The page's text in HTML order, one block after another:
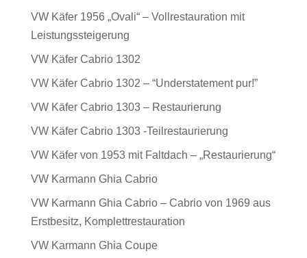
VW Käfer 1956 „Ovali“ – Vollrestauration mit
Leistungssteigerung
VW Käfer Cabrio 1302
VW Käfer Cabrio 1302 – “Understatement pur!”
VW Käfer Cabrio 1303 – Restaurierung
VW Käfer Cabrio 1303 -Teilrestaurierung
VW Käfer von 1953 mit Faltdach – „Restaurierung“
VW Karmann Ghia Cabrio
VW Karmann Ghia Cabrio – Cabrio von 1969 aus
Erstbesitz, Komplettrestauration
VW Karmann Ghia Coupe